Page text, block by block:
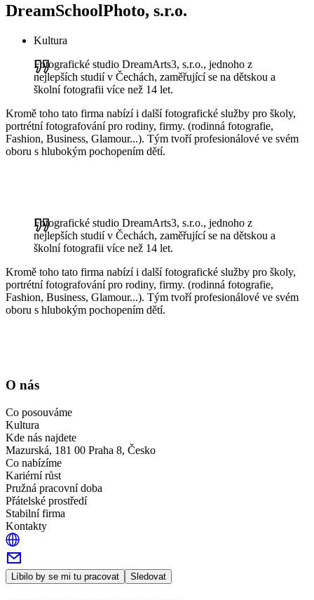
DreamSchoolPhoto, s.r.o.
Kultura
Fotografické studio DreamArts3, s.r.o., jednoho z
nejlepších studií v Čechách, zaměřující se na dětskou a
školní fotografii více než 14 let.
Kromě toho tato firma nabízí i další fotografické služby pro školy,
portrétní fotografování pro rodiny, firmy. (rodinná fotografie,
Fashion, Business, Glamour...). Tým tvoří profesionálové ve svém
oboru s hlubokým pochopením dětí.
Fotografické studio DreamArts3, s.r.o., jednoho z
nejlepších studií v Čechách, zaměřující se na dětskou a
školní fotografii více než 14 let.
Kromě toho tato firma nabízí i další fotografické služby pro školy,
portrétní fotografování pro rodiny, firmy. (rodinná fotografie,
Fashion, Business, Glamour...). Tým tvoří profesionálové ve svém
oboru s hlubokým pochopením dětí.
O nás
Co posouváme
Kultura
Kde nás najdete
Mazurská, 181 00 Praha 8, Česko
Co nabízíme
Kariérní růst
Pružná pracovní doba
Přátelské prostředí
Stabilní firma
Kontakty
Líbilo by se mi tu pracovat Sledovat